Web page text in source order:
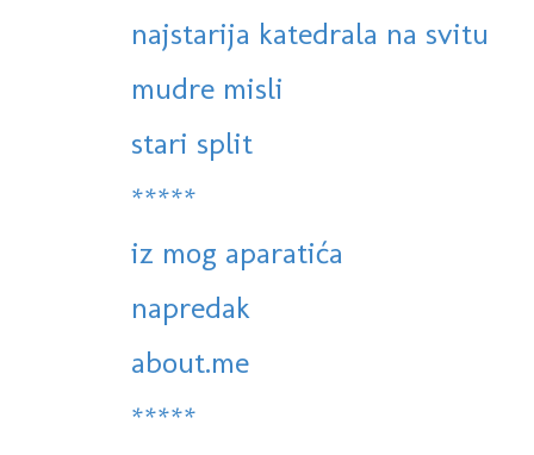
najstarija katedrala na svitu
mudre misli
stari split
*****
iz mog aparatića
napredak
about.me
*****